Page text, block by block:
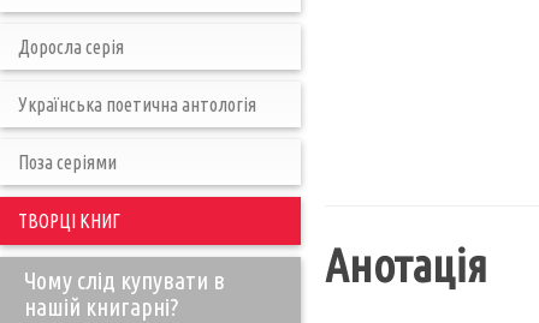
Анотація
Доросла серія
Українська поетична антологія
Поза серіями
ТВОРЦІ КНИГ
Чому слід купувати в
нашій книгарні?